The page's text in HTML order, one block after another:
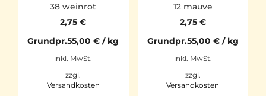
38 weinrot
2,75€
Grundpr.55,00€ / kg
inkl. MwSt.
zzgl.
Versandkosten
12 mauve
2,75 €
Grundpr.55,00 €/ kg
inkl. MwSt.
zzgl.
Versandkosten